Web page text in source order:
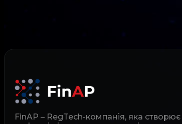
FinAP – RegTech-компанія, яка